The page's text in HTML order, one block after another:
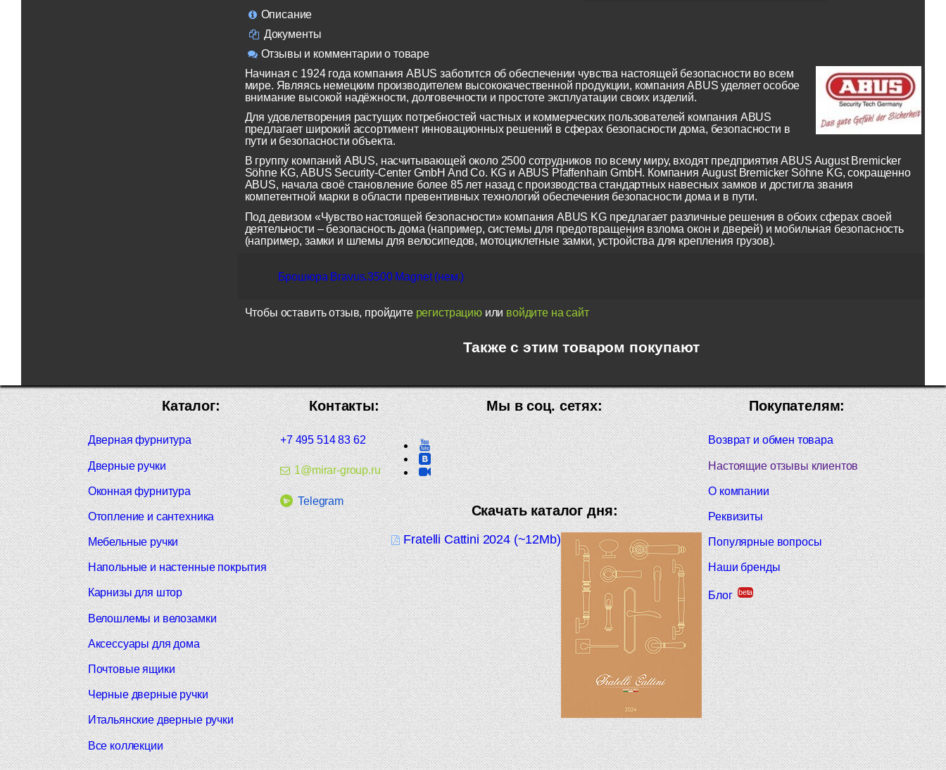
Описание
Документы
Отзывы и комментарии о товаре
Начиная с 1924 года компания ABUS заботится об обеспечении чувства настоящей безопасности во всем
мире. Являясь немецким производителем высококачественной продукции, компания ABUS уделяет особое
внимание высокой надёжности, долговечности и простоте эксплуатации своих изделий.
Для удовлетворения растущих потребностей частных и коммерческих пользователей компания ABUS
предлагает широкий ассортимент инновационных решений в сферах безопасности дома, безопасности в
пути и безопасности объекта.
В группу компаний ABUS, насчитывающей около 2500 сотрудников по всему миру, входят предприятия ABUS August Bremicker
Söhne KG, ABUS Security-Center GmbH And Co. KG и ABUS Pfaffenhain GmbH. Компания August Bremicker Söhne KG, сокращенно
ABUS, начала своё становление более 85 лет назад с производства стандартных навесных замков и достигла звания
компетентной марки в области превентивных технологий обеспечения безопасности дома и в пути.
Под девизом «Чувство настоящей безопасности» компания ABUS KG предлагает различные решения в обоих сферах своей
деятельности – безопасность дома (например, системы для предотвращения взлома окон и дверей) и мобильная безопасность
(например, замки и шлемы для велосипедов, мотоциклетные замки, устройства для крепления грузов).
Брошюра Bravus.3500 Magnet (нем.)
Чтобы оставить отзыв, пройдите регистрациюили войдите на сайт
Также с этим товаром покупают
Покупателям:
Возврат и обмен товара
Настоящие отзывы клиентов
О компании
Реквизиты
Популярные вопросы
Наши бренды
Блог beta
Мы в соц. сетях:
Скачать каталог дня:
Fratelli Cattini 2024 (~12Mb)
Контакты:
+7 495 514 83 62
1@mirar-group.ru
Telegram
Каталог:
Дверная фурнитура
Дверные ручки
Оконная фурнитура
Отопление и сантехника
Мебельные ручки
Напольные и настенные покрытия
Карнизы для штор
Велошлемы и велозамки
Аксессуары для дома
Почтовые ящики
Черные дверные ручки
Итальянские дверные ручки
Все коллекции